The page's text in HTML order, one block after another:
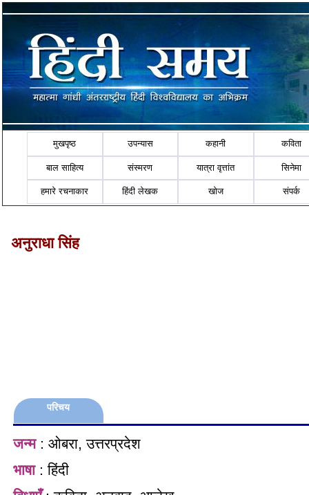
मुखपृष्ठ उपन्यास कहानी कविता
बाल साहित्य संस्मरण यात्रा वृत्तांत सिनेमा
हमारे रचनाकार हिंदी लेखक खोज संपर्क
अनुराधा सिंह
परिचय
जन्म: ओबरा, उत्तरप्रदेश
भाषा: हिंदी